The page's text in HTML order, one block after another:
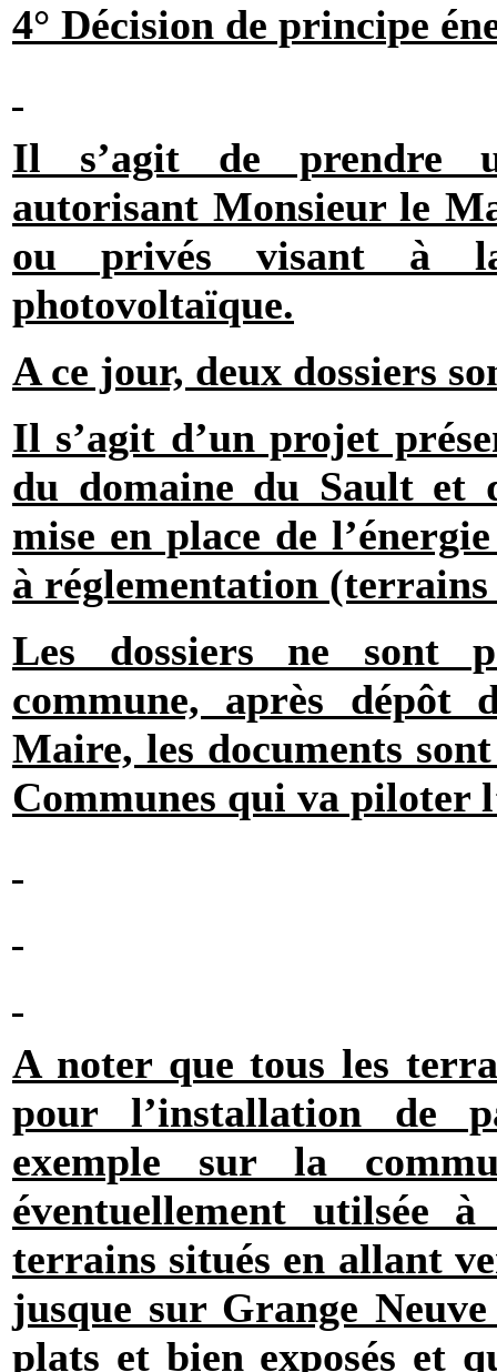
4° Décision de principe
Il s’agit de prendre
autorisant Monsieur le
ou privés visant à
photovoltaïque.
A ce jour, deux dossiers
Il s’agit d’un projet
du domaine du Sault et
mise en place de
à réglementation
Les dossiers ne sont
commune, après dépôt
Maire, les documents
Communes qui va piloter
A noter que tous les
pour l’installation de
exemple sur la
éventuellement utilsée
terrains situés en allant
jusque sur Grange
plats et bien exposés et